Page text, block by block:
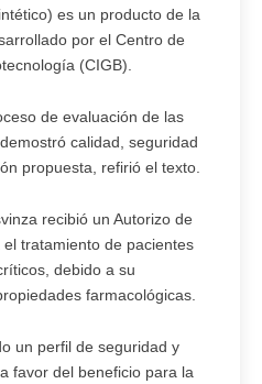
es un producto de la
por el Centro de
(CIGB).
de evaluación de las
calidad, seguridad
propuesta, refirió el texto.
recibió un Autorizo de
tratamiento de pacientes
debido a su
farmacológicas.
un perfil de seguridad y
favor del beneficio para la